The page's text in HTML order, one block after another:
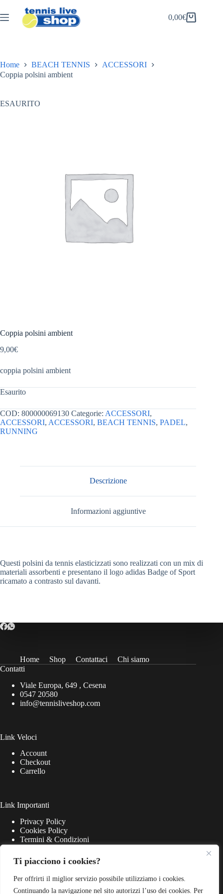
Ti piacciono i cookies?
Per offrirti il miglior servizio possibile utilizziamo i cookies.
Continuando la navigazione nel sito autorizzi l’uso dei cookies. Per
al
contenuto
Carrello
0,00€
Home BEACH TENNIS
ACCESSORI
Coppia polsini ambient
ESAURITO
Coppia polsini ambient
9,00€
coppia polsini ambient
Esaurito
COD: 800000069130 Categorie: ACCESSORI,
ACCESSORI, ACCESSORI, BEACH TENNIS, PADEL,
RUNNING
Descrizione
Informazioni aggiuntive
Questi polsini da tennis elasticizzati sono realizzati con un mix di
materiali assorbenti e presentano il logo adidas Badge of Sport
ricamato a contrasto sul davanti.
Home Shop Contattaci
Chi siamo
Contatti
Viale Europa, 649 , Cesena
0547 20580
info@tennisliveshop.com
Link Veloci
Account
Checkout
Carrello
Link Importanti
Privacy Policy
Cookies Policy
Termini & Condizioni